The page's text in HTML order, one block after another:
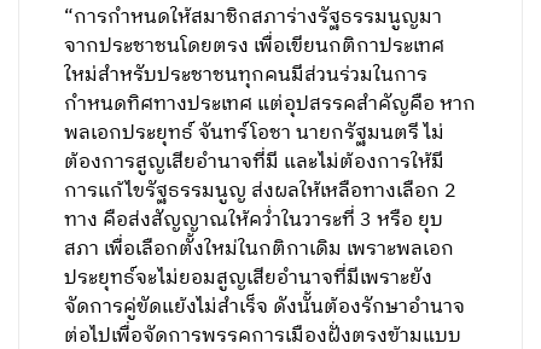
“การกำหนดให้สมาชิกสภาร่างรัฐธรรมนูญมา
จากประชาชนโดยตรง เพื่อเขียนกติกาประเทศ
ใหม่สำหรับประชาชนทุกคนมีส่วนร่วมในการ
กำหนดทิศทางประเทศ แต่อุปสรรคสำคัญคือ หาก
พลเอกประยุทธ์ จันทร์โอชา นายกรัฐมนตรี ไม่
ต้องการสูญเสียอำนาจที่มี และไม่ต้องการให้มี
การแก้ไขรัฐธรรมนูญ ส่งผลให้เหลือทางเลือก 2
ทาง คือส่งสัญญาณให้คว่ำในวาระที่ 3 หรือ ยุบ
สภา เพื่อเลือกตั้งใหม่ในกติกาเดิม เพราะพลเอก
ประยุทธ์จะไม่ยอมสูญเสียอำนาจที่มีเพราะยัง
จัดการคู่ขัดแย้งไม่สำเร็จ ดังนั้นต้องรักษาอำนาจ
ต่อไปเพื่อจัดการพรรคการเมืองฝั่งตรงข้ามแบบ